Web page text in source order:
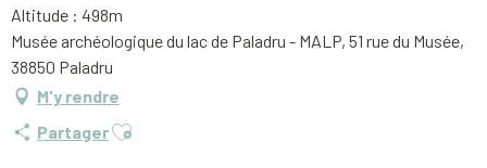
Altitude : 498m
Musée archéologique du lac de Paladru - MALP, 51 rue du Musée,
38850 Paladru
M'y rendre
PartagerAjouter aux favoris